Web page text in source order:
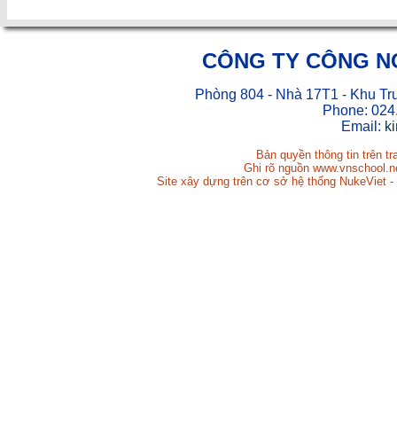
CÔNG TY CÔNG
Phòng 804 - Nhà 17T1 - Khu
Phone:
Email:
Bản quyền thông tin trên
Ghi rõ nguồn
Site xây dựng trên cơ sở hệ thống NukeViet